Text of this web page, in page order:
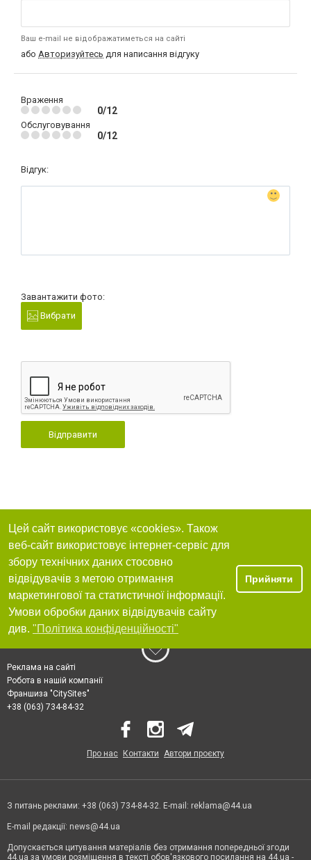
Ваш e-mail не відображатиметься на сайті
або Авторизуйтесь для написання відгуку
Враження
0/12
Обслуговування
0/12
Відгук:
Завантажити фото:
Вибрати
Відправити
Цей сайт використовує «cookies». Також
веб-сайт використовує інтернет-сервіс для
збору технічних даних стосовно
відвідувачів з метою отримання
маркетингової та статистичної інформації.
Умови обробки даних відвідувачів сайту
див. "Політика конфіденційності"
Прийняти
Реклама на сайті
Робота в нашій компанії
Франшиза "CitySites"
+38 (063) 734-84-32
Про нас Контакти Автори проєкту
З питань реклами: +38 (063) 734-84-32. E-mail: reklama@44.ua
E-mail редакції: news@44.ua
Допускається цитування матеріалів без отримання попередньої згоди
44.ua за умови розміщення в тексті обов'язкового посилання на 44.ua -